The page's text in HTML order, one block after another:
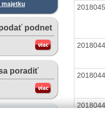
majetku
podnet
poradiť